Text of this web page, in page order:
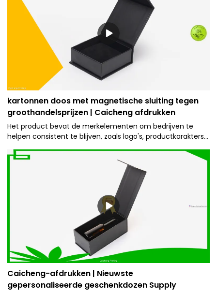
kartonnen doos met magnetische sluiting tegen
groothandelsprijzen | Caicheng afdrukken
Het product bevat de merkelementen om bedrijven te
helpen consistent te blijven, zoals logo's, productkarakters
Caicheng-afdrukken | Nieuwste
gepersonaliseerde geschenkdozen Supply